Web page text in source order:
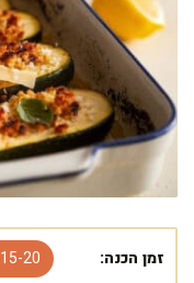
זמן הכנה: 15-20 דק'